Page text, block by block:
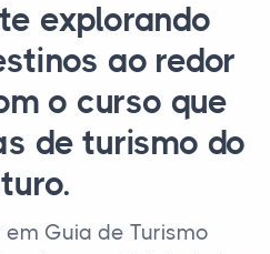
explorando
ao redor
o curso que
de turismo do
Guia de Turismo